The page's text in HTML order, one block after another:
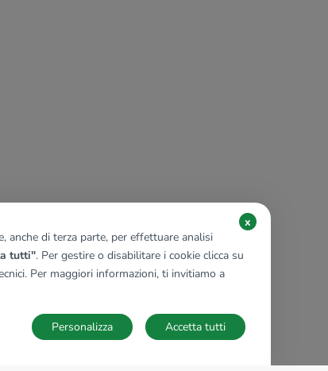
anche di terza parte, per effettuare analisi
tutti". Per gestire o disabilitare i cookie clicca su
Per maggiori informazioni, ti invitiamo a
x
Accetta tutti
Personalizza